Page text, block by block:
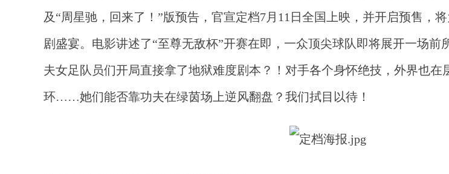
及“周星驰，回来了！”版预告，官宣定档7月11日全国上映，并开启预售，
剧盛宴。电影讲述了“至尊无敌杯”开赛在即，一众顶尖球队即将展开一场前
夫女足队员们开局直接拿了地狱难度剧本？！对手各个身怀绝技，外界也在
环……她们能否靠功夫在绿茵场上逆风翻盘？我们拭目以待！